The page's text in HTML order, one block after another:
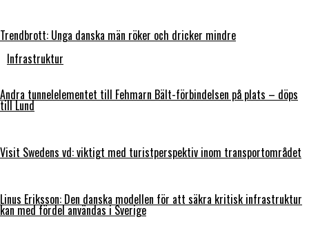
Trendbrott: Unga danska män röker och dricker mindre
Infrastruktur
Andra tunnelelementet till Fehmarn Bält-förbindelsen på plats – döps
till Lund
Visit Swedens vd: viktigt med turistperspektiv inom transportområdet
Linus Eriksson: Den danska modellen för att säkra kritisk infrastruktur
kan med fördel användas i Sverige